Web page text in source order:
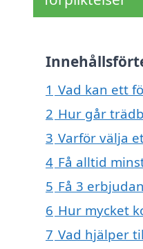
1 Vad kan ett
2 Hur går
3 Varför välja
4 Få alltid
5 Få 3
6 Hur mycket
7 Vad hjälper